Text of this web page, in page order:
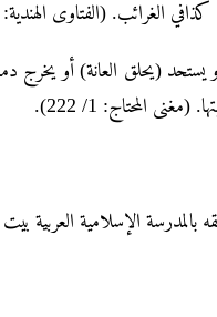
الغرائب. (الفتاوى الهندية: 5/ 358).
یستحد (یحلق العانة) أو
المحتاج: 1/ 222).
بالمدرسة الإسلامية العربية